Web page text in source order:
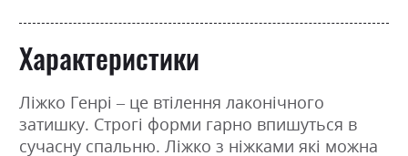
Характеристики
Ліжко Генрі – це втілення лаконічного
затишку. Строгі форми гарно впишуться в
сучасну спальню. Ліжко з ніжками які можна